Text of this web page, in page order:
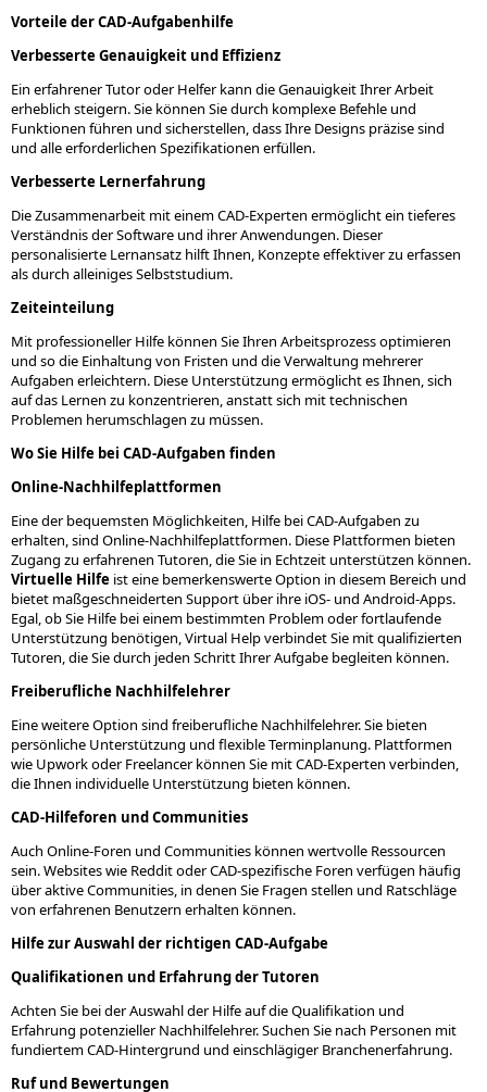
Vorteile der CAD-Aufgabenhilfe
Verbesserte Genauigkeit und Effizienz
Ein erfahrener Tutor oder Helfer kann die Genauigkeit Ihrer Arbeit
erheblich steigern. Sie können Sie durch komplexe Befehle und
Funktionen führen und sicherstellen, dass Ihre Designs präzise sind
und alle erforderlichen Spezifikationen erfüllen.
Verbesserte Lernerfahrung
Die Zusammenarbeit mit einem CAD-Experten ermöglicht ein tieferes
Verständnis der Software und ihrer Anwendungen. Dieser
personalisierte Lernansatz hilft Ihnen, Konzepte effektiver zu erfassen
als durch alleiniges Selbststudium.
Zeiteinteilung
Mit professioneller Hilfe können Sie Ihren Arbeitsprozess optimieren
und so die Einhaltung von Fristen und die Verwaltung mehrerer
Aufgaben erleichtern. Diese Unterstützung ermöglicht es Ihnen, sich
auf das Lernen zu konzentrieren, anstatt sich mit technischen
Problemen herumschlagen zu müssen.
Wo Sie Hilfe bei CAD-Aufgaben finden
Online-Nachhilfeplattformen
Eine der bequemsten Möglichkeiten, Hilfe bei CAD-Aufgaben zu
erhalten, sind Online-Nachhilfeplattformen. Diese Plattformen bieten
Zugang zu erfahrenen Tutoren, die Sie in Echtzeit unterstützen können.
Virtuelle Hilfe ist eine bemerkenswerte Option in diesem Bereich und
bietet maßgeschneiderten Support über ihre iOS- und Android-Apps.
Egal, ob Sie Hilfe bei einem bestimmten Problem oder fortlaufende
Unterstützung benötigen, Virtual Help verbindet Sie mit qualifizierten
Tutoren, die Sie durch jeden Schritt Ihrer Aufgabe begleiten können.
Freiberufliche Nachhilfelehrer
Eine weitere Option sind freiberufliche Nachhilfelehrer. Sie bieten
persönliche Unterstützung und flexible Terminplanung. Plattformen
wie Upwork oder Freelancer können Sie mit CAD-Experten verbinden,
die Ihnen individuelle Unterstützung bieten können.
CAD-Hilfeforen und Communities
Auch Online-Foren und Communities können wertvolle Ressourcen
sein. Websites wie Reddit oder CAD-spezifische Foren verfügen häufig
über aktive Communities, in denen Sie Fragen stellen und Ratschläge
von erfahrenen Benutzern erhalten können.
Hilfe zur Auswahl der richtigen CAD-Aufgabe
Qualifikationen und Erfahrung der Tutoren
Achten Sie bei der Auswahl der Hilfe auf die Qualifikation und
Erfahrung potenzieller Nachhilfelehrer. Suchen Sie nach Personen mit
fundiertem CAD-Hintergrund und einschlägiger Branchenerfahrung.
Ruf und Bewertungen